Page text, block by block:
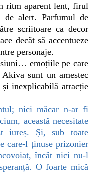
ritm aparent lent, firul
de alert. Parfumul de
scriitoare ca decor
decât să accentueze
personaje.
emoțiile pe care
sunt un amestec
inexplicabilă atracție
nici măcar n-ar fi
această necesitate
iureș. Și, sub toate
care-l ținuse prizonier
încât nici nu-l
O foarte mică